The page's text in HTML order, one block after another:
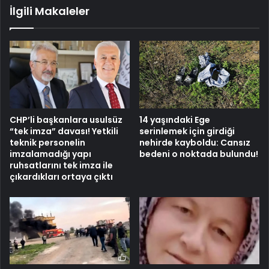
İlgili Makaleler
CHP’li başkanlara usulsüz
“tek imza” davası! Yetkili
teknik personelin
imzalamadığı yapı
ruhsatlarını tek imza ile
çıkardıkları ortaya çıktı
14 yaşındaki Ege
serinlemek için girdiği
nehirde kayboldu: Cansız
bedeni o noktada bulundu!